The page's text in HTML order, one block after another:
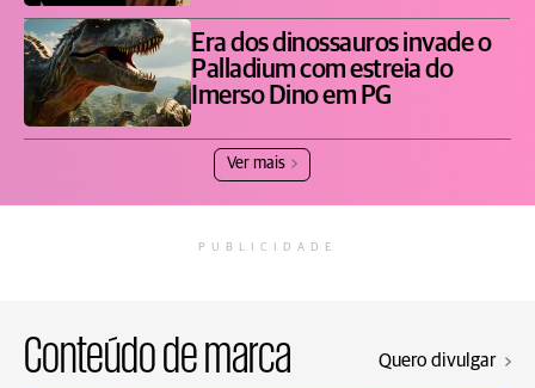
Era dos dinossauros invade o
Palladium com estreia do
Imerso Dino em PG
Ver mais
PUBLICIDADE
Conteúdo de marca Quero divulgar